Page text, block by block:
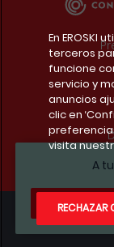
A
Condiciones
En EROSKI
terceros
funcione
servicio y
anuncios
clic en
visita
RECHAZAR